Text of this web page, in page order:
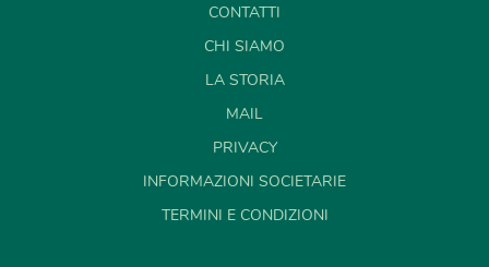
CONTATTI
CHI SIAMO
LA STORIA
MAIL
PRIVACY
INFORMAZIONI SOCIETARIE
TERMINI E CONDIZIONI